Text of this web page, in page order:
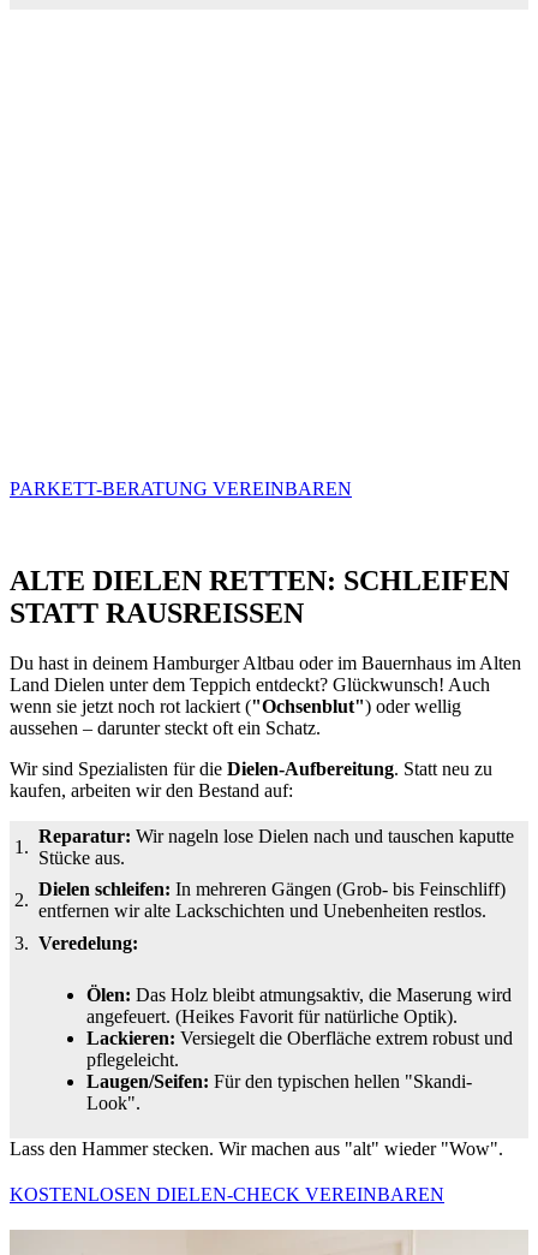
PARKETT-BERATUNG VEREINBAREN
ALTE DIELEN RETTEN: SCHLEIFEN
STATT RAUSREISSEN
Du hast in deinem Hamburger Altbau oder im Bauernhaus im Alten
Land Dielen unter dem Teppich entdeckt? Glückwunsch! Auch
wenn sie jetzt noch rot lackiert ("Ochsenblut") oder wellig
aussehen – darunter steckt oft ein Schatz.
Wir sind Spezialisten für die Dielen-Aufbereitung. Statt neu zu
kaufen, arbeiten wir den Bestand auf:
1.
Reparatur: Wir nageln lose Dielen nach und tauschen kaputte
Stücke aus.
2.
Dielen schleifen: In mehreren Gängen (Grob- bis Feinschliff)
entfernen wir alte Lackschichten und Unebenheiten restlos.
3. Veredelung:
Ölen: Das Holz bleibt atmungsaktiv, die Maserung wird
angefeuert. (Heikes Favorit für natürliche Optik).
Lackieren: Versiegelt die Oberfläche extrem robust und
pflegeleicht.
Laugen/Seifen: Für den typischen hellen "Skandi-
Look".
Lass den Hammer stecken. Wir machen aus "alt" wieder "Wow".
KOSTENLOSEN DIELEN-CHECK VEREINBAREN